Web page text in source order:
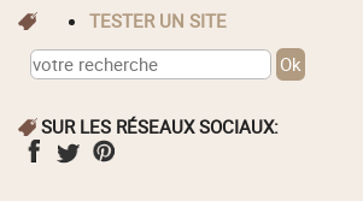
TESTER UN SITE
SUR LES RÉSEAUX SOCIAUX: